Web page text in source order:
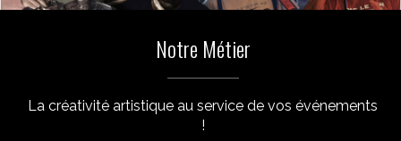
Notre Métier
La créativité artistique au service de vos événements
!